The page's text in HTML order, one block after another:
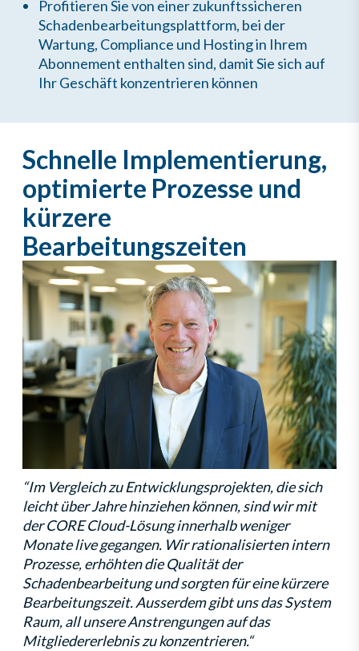
Profitieren Sie von einer zukunftssicheren
Schadenbearbeitungsplattform, bei der
Wartung, Compliance und Hosting in Ihrem
Abonnement enthalten sind, damit Sie sich auf
Ihr Geschäft konzentrieren können
Schnelle Implementierung,
optimierte Prozesse und
kürzere
Bearbeitungszeiten
“Im Vergleich zu Entwicklungsprojekten, die sich
leicht über Jahre hinziehen können, sind wir mit
der CORE Cloud-Lösung innerhalb weniger
Monate live gegangen. Wir rationalisierten intern
Prozesse, erhöhten die Qualität der
Schadenbearbeitung und sorgten für eine kürzere
Bearbeitungszeit. Ausserdem gibt uns das System
Raum, all unsere Anstrengungen auf das
Mitgliedererlebnis zu konzentrieren.“